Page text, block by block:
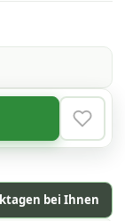
bei Ihnen